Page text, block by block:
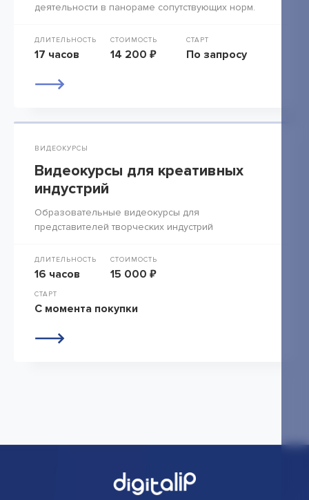
деятельности в панораме сопутствующих норм.
ДЛИТЕЛЬНОСТЬ
17 часов
СТОИМОСТЬ
14 200 ₽
СТАРТ
По запросу
ВИДЕОКУРСЫ
Видеокурсы для креативных
индустрий
Образовательные видеокурсы для
представителей творческих индустрий
ДЛИТЕЛЬНОСТЬ
16 часов
СТОИМОСТЬ
15 000 ₽
СТАРТ
С момента покупки